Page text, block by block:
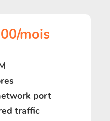
mois
port
traffic